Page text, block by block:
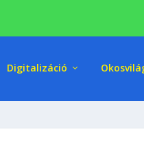
Digitalizáció